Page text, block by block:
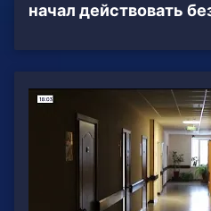
начал действовать